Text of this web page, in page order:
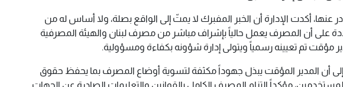
عنها، أكدت الإدارة أن الخبر المفبرك لا يمتّ إلى الواقع بصلة، ولا أساس له من
على أن المصرف يعمل حالياً بإشراف مباشر من مصرف لبنان والهيئة المصرفية
مؤقت تم تعيينه رسمياً ويتولى إدارة شؤونه بكفاءة ومسؤولية.
إلى أن المدير المؤقت يبذل جهوداً مكثفة لتسوية أوضاع المصرف بما يحفظ حقوق
مؤكداً التزام المصرف الكامل بالقوانين والتعليمات الصادرة عن الجهات